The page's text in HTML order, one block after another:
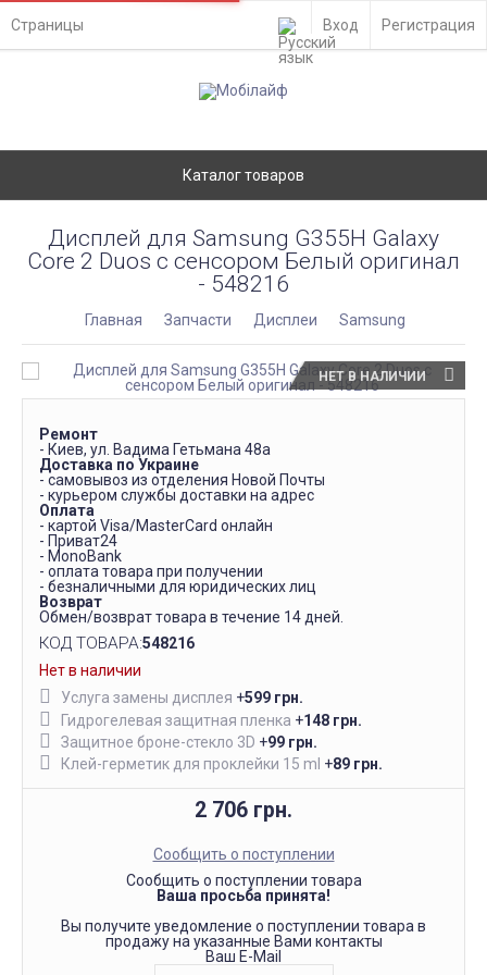
Страницы Вход Регистрация
Каталог товаров
Дисплей для Samsung G355H Galaxy
Core 2 Duos с сенсором Белый оригинал
- 548216
Главная Запчасти Дисплеи Samsung
НЕТ В НАЛИЧИИ
Ремонт
- Киев, ул. Вадима Гетьмана 48а
Доставка по Украине
- самовывоз из отделения Новой Почты
- курьером службы доставки на адрес
Оплата
- картой Visa/MasterCard онлайн
- Приват24
- MonoBank
- оплата товара при получении
- безналичными для юридических лиц
Возврат
Обмен/возврат товара в течение 14 дней.
КОД ТОВАРА:548216
Нет в наличии
Услуга замены дисплея +599 грн.
Гидрогелевая защитная пленка +148 грн.
Защитное броне-стекло 3D +99 грн.
Клей-герметик для проклейки 15 ml +89 грн.
2 706 грн.
Сообщить о поступлении
Сообщить о поступлении товара
Ваша просьба принята!
Вы получите уведомление о поступлении товара в
продажу на указанные Вами контакты
Ваш E-Mail